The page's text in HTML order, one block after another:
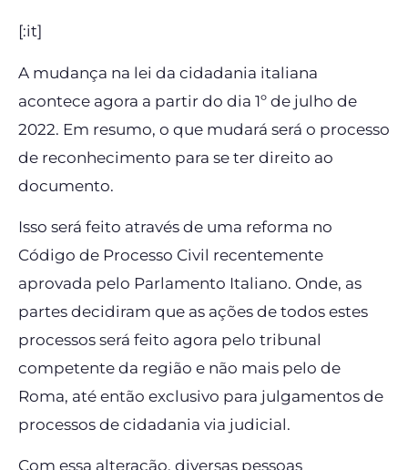
[:it]
A mudança na lei da cidadania italiana
acontece agora a partir do dia 1º de julho de
2022. Em resumo, o que mudará será o processo
de reconhecimento para se ter direito ao
documento.
Isso será feito através de uma reforma no
Código de Processo Civil recentemente
aprovada pelo Parlamento Italiano. Onde, as
partes decidiram que as ações de todos estes
processos será feito agora pelo tribunal
competente da região e não mais pelo de
Roma, até então exclusivo para julgamentos de
processos de cidadania via judicial.
Com essa alteração, diversas pessoas